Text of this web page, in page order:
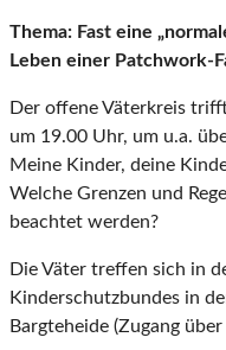
Thema: Fast eine
Leben einer Patchwork-
Der offene Väterkreis
um 19.00 Uhr, um u.a.
Meine Kinder, deine
Welche Grenzen und
beachtet werden?
Die Väter treffen sich in
Kinderschutzbundes in
Bargteheide (Zugang